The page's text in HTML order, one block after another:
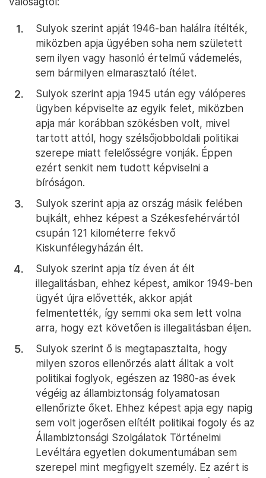
Sulyok szerint apját 1946-ban halálra ítélték,
miközben apja ügyében soha nem született
sem ilyen vagy hasonló értelmű vádemelés,
sem bármilyen elmarasztaló ítélet.
Sulyok szerint apja 1945 után egy válóperes
ügyben képviselte az egyik felet, miközben
apja már korábban szökésben volt, mivel
tartott attól, hogy szélsőjobboldali politikai
szerepe miatt felelősségre vonják. Éppen
ezért senkit nem tudott képviselni a
bíróságon.
Sulyok szerint apja az ország másik felében
bujkált, ehhez képest a Székesfehérvártól
csupán 121 kilométerre fekvő
Kiskunfélegyházán élt.
Sulyok szerint apja tíz éven át élt
illegalitásban, ehhez képest, amikor 1949-ben
ügyét újra elővették, akkor apját
felmentették, így semmi oka sem lett volna
arra, hogy ezt követően is illegalitásban éljen.
Sulyok szerint ő is megtapasztalta, hogy
milyen szoros ellenőrzés alatt álltak a volt
politikai foglyok, egészen az 1980-as évek
végéig az állambiztonság folyamatosan
ellenőrizte őket. Ehhez képest apja egy napig
sem volt jogerősen elítélt politikai fogoly és az
Állambiztonsági Szolgálatok Történelmi
Levéltára egyetlen dokumentumában sem
szerepel mint megfigyelt személy. Ez azért is